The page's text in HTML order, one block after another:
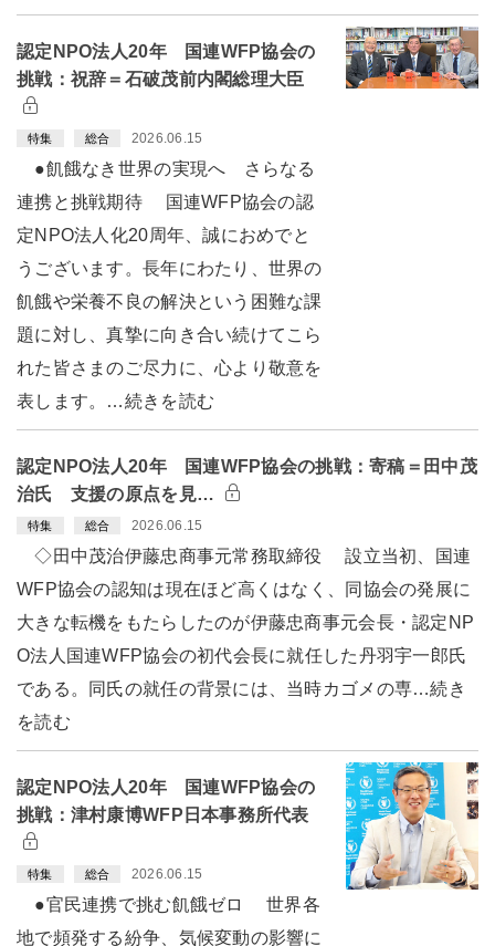
認定NPO法人20年 国連WFP協会の
挑戦：祝辞＝石破茂前内閣総理大臣
特集 総合 2026.06.15
●飢餓なき世界の実現へ さらなる
連携と挑戦期待 国連WFP協会の認
定NPO法人化20周年、誠におめでと
うございます。長年にわたり、世界の
飢餓や栄養不良の解決という困難な課
題に対し、真摯に向き合い続けてこら
れた皆さまのご尽力に、心より敬意を
表します。…続きを読む
認定NPO法人20年 国連WFP協会の挑戦：寄稿＝田中茂
治氏 支援の原点を見…
特集 総合 2026.06.15
◇田中茂治伊藤忠商事元常務取締役 設立当初、国連
WFP協会の認知は現在ほど高くはなく、同協会の発展に
大きな転機をもたらしたのが伊藤忠商事元会長・認定NP
O法人国連WFP協会の初代会長に就任した丹羽宇一郎氏
である。同氏の就任の背景には、当時カゴメの専…続き
を読む
認定NPO法人20年 国連WFP協会の
挑戦：津村康博WFP日本事務所代表
特集 総合 2026.06.15
●官民連携で挑む飢餓ゼロ 世界各
地で頻発する紛争、気候変動の影響に